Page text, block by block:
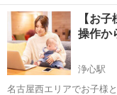
ましょう！ 冬休み・春休
回 18000円 学べる言
（ワード...
愛知 津島市 藤浪
【お
操作か
浄心駅
名古屋西エリアでお子様と一緒に